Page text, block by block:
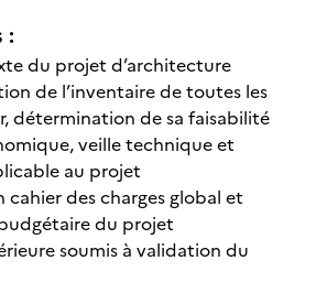
:
du projet d’architecture
de l’inventaire de toutes les
détermination de sa faisabilité
veille technique et
au projet
cahier des charges global et
du projet
soumis à validation du